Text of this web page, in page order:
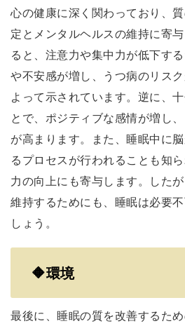
心の健康に深く関わっており、
定とメンタルヘルスの維持に寄
ると、注意力や集中力が低下す
や不安感が増し、うつ病のリス
よって示されています。逆に、
とで、ポジティブな感情が増し
が高まります。また、睡眠中に
るプロセスが行われることも知
力の向上にも寄与します。した
維持するためにも、睡眠は必要
しょう。
🔶環境
最後に、睡眠の質を改善するた